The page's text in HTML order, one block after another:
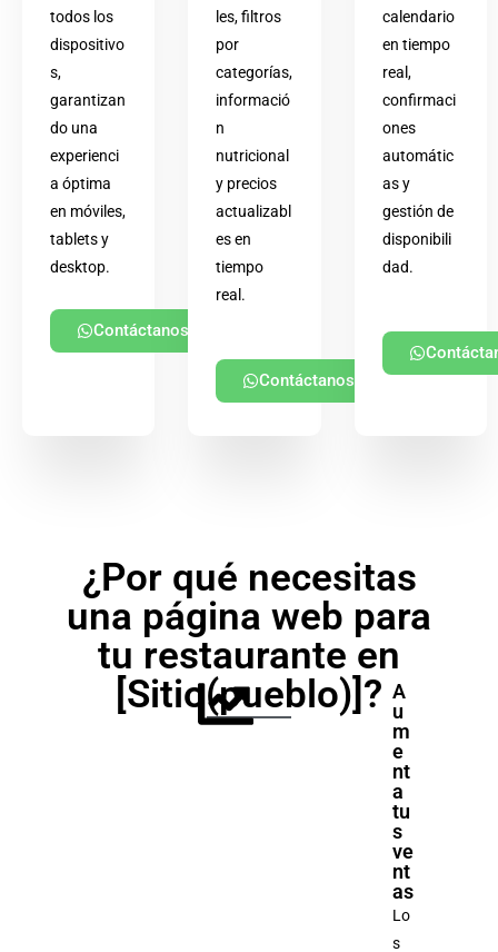
todos los
dispositivo
s,
garantizan
do una
experienci
a óptima
en móviles,
tablets y
desktop.
Contáctanos
les, filtros
por
categorías,
informació
n
nutricional
y precios
actualizabl
es en
tiempo
real.
Contáctanos
calendario
en tiempo
real,
confirmaci
ones
automátic
as y
gestión de
disponibili
dad.
¿Por qué necesitas
una página web para
tu restaurante en
[Sitio(pueblo)]? A
u
m
e
nt
a
tu
s
ve
nt
as
Lo
s